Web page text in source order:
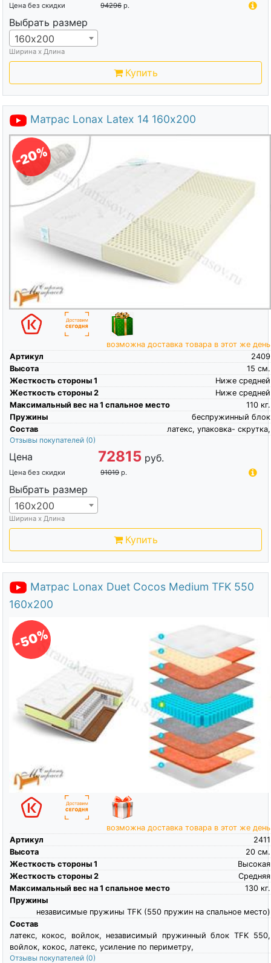
Цена без скидки 94296 р.
Выбрать размер
160х200
Ширина х Длина
Купить
Матрас Lonax Latex 14 160х200
-20%
возможна доставка товара в этот же день
Артикул
2409
Высота
см.
15
Жесткость стороны 1
Ниже средней
Жесткость стороны 2
Ниже средней
Максимальный вес на 1 спальное место
кг.
110
Пружины
беспружинный блок
Состав
латекс, упаковка- скрутка,
Отзывы покупателей (0)
Цена 72815 руб.
Цена без скидки 91019 р.
Выбрать размер
160х200
Ширина х Длина
Купить
Матрас Lonax Duet Cocos Medium TFK 550
160х200
-50%
возможна доставка товара в этот же день
Артикул
2411
Высота
см.
20
Жесткость стороны 1
Высокая
Жесткость стороны 2
Средняя
Максимальный вес на 1 спальное место
кг.
130
Пружины
независимые пружины TFK (550 пружин на спальное место)
Состав
латекс, кокос, войлок, независимый пружинный блок TFK 550,
войлок, кокос, латекс, усиление по периметру,
Отзывы покупателей (0)